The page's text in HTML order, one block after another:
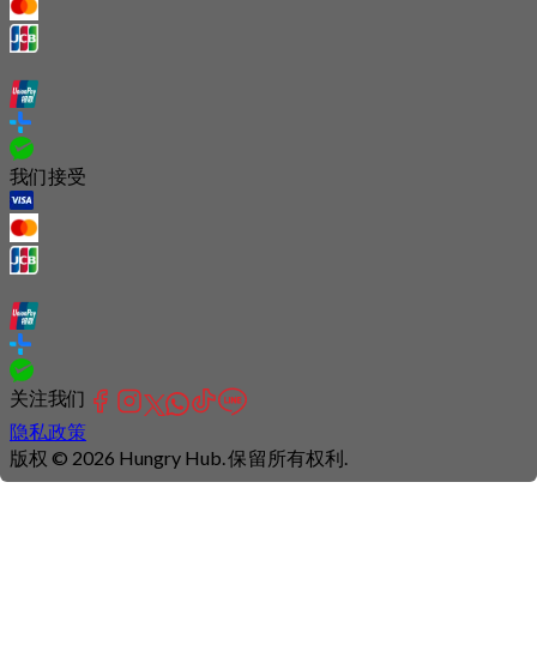
我们接受
关注我们
隐私政策
版权 © 2026 Hungry Hub. 保留所有权利.
Connection